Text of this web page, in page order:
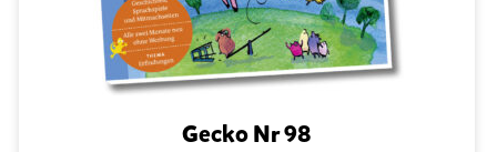
Gecko Nr 98